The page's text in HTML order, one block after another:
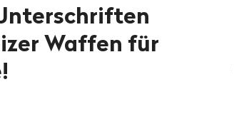
Waffen für